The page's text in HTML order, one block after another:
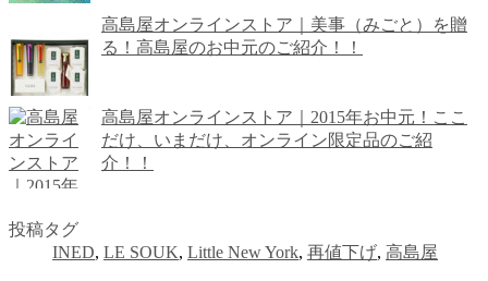
高島屋オンラインストア｜美事（みごと）を贈
る！高島屋のお中元のご紹介！！
高島屋オンラインストア｜2015年お中元！ここ
だけ、いまだけ、オンライン限定品のご紹
介！！
投稿タグ
INED, LE SOUK, Little New York, 再値下げ, 高島屋